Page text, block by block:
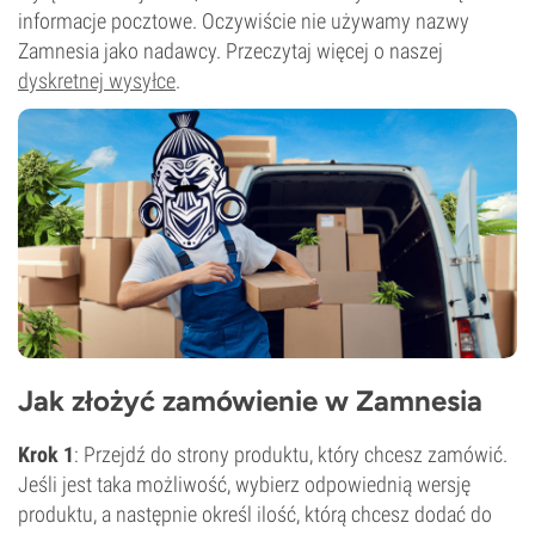
informacje pocztowe. Oczywiście nie używamy nazwy
Zamnesia jako nadawcy. Przeczytaj więcej o naszej
dyskretnej wysyłce.
Jak złożyć zamówienie w Zamnesia
Krok 1: Przejdź do strony produktu, który chcesz zamówić.
Jeśli jest taka możliwość, wybierz odpowiednią wersję
produktu, a następnie określ ilość, którą chcesz dodać do